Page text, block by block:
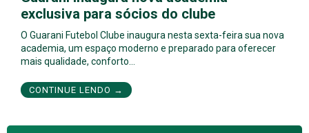
exclusiva para sócios do clube
O Guarani Futebol Clube inaugura nesta sexta-feira sua nova
academia, um espaço moderno e preparado para oferecer
mais qualidade, conforto…
CONTINUE LENDO →